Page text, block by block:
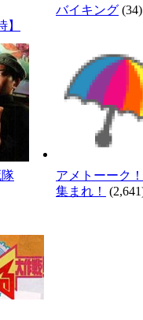
】
バイキング (34)
アメトーーク
集まれ！